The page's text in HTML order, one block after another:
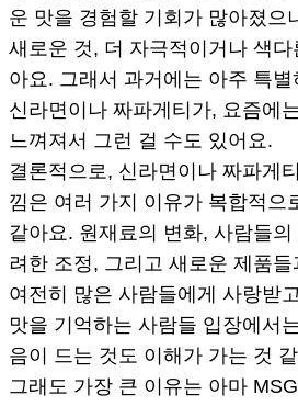
운 맛을 경험할 기회가 많아졌으
새로운 것, 더 자극적이거나 색
아요. 그래서 과거에는 아주 특
신라면이나 짜파게티가, 요즘에
느껴져서 그런 걸 수도 있어요.
결론적으로, 신라면이나 짜파게
낌은 여러 가지 이유가 복합적으
같아요. 원재료의 변화, 사람들
려한 조정, 그리고 새로운 제품
여전히 많은 사람들에게 사랑받
맛을 기억하는 사람들 입장에서
음이 드는 것도 이해가 가는 것
그래도 가장 큰 이유는 아마